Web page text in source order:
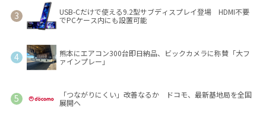
USB-Cだけで使える9.2型サブディスプレイ登場 HDMI不要
でPCケース内にも設置可能
熊本にエアコン300台即日納品、ビックカメラに称賛「大フ
ァインプレー」
「つながりにくい」改善なるか ドコモ、最新基地局を全国
展開へ